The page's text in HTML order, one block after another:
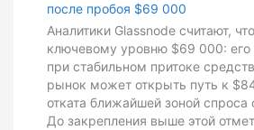
после пробоя $69 000
Аналитики Glassnode считают,
ключевому уровню $69 000: его
при стабильном притоке
рынок может открыть путь к
отката ближайшей зоной спроса
До закрепления выше этой